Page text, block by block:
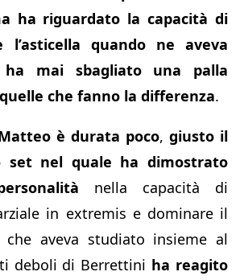
ha riguardato la capacità di
l’asticella quando ne aveva
ha mai sbagliato una palla
che fanno la differenza.
è durata poco, giusto il
set nel quale ha dimostrato
nella capacità di
in extremis e dominare il
che aveva studiato insieme al
deboli di Berrettini ha reagito